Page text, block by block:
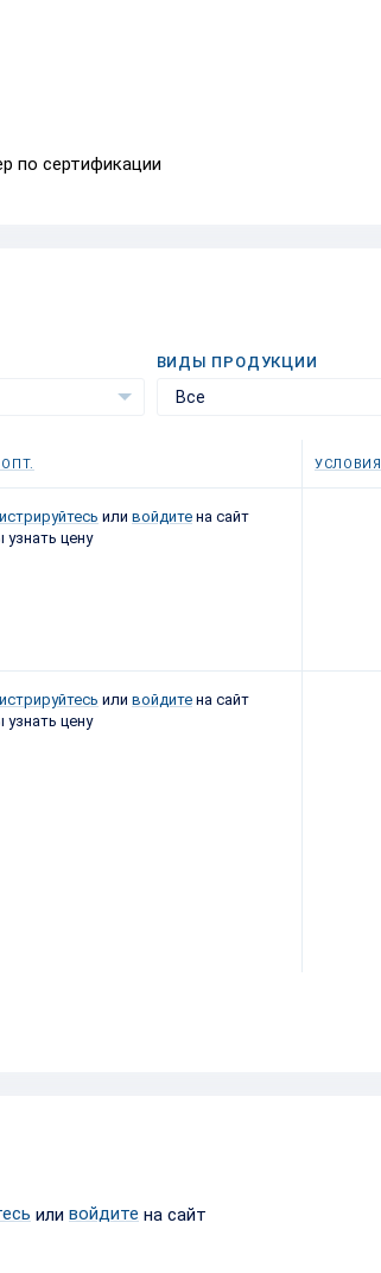
по сертификации
ВИДЫ ПРОДУКЦИИ
Все
УСЛОВИЯ
или войдите на сайт
узнать цену
или войдите на сайт
узнать цену
или войдите на сайт